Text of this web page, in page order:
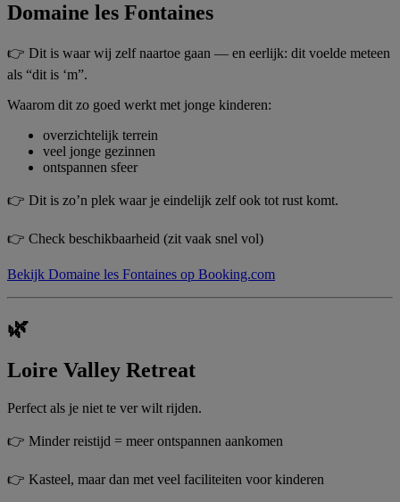
Domaine les Fontaines
👉 Dit is waar wij zelf naartoe gaan — en eerlijk: dit voelde meteen
als “dit is ‘m”.
Waarom dit zo goed werkt met jonge kinderen:
overzichtelijk terrein
veel jonge gezinnen
ontspannen sfeer
👉 Dit is zo’n plek waar je eindelijk zelf ook tot rust komt.
👉 Check beschikbaarheid (zit vaak snel vol)
Bekijk Domaine les Fontaines op Booking.com
🌿
Loire Valley Retreat
Perfect als je niet te ver wilt rijden.
👉 Minder reistijd = meer ontspannen aankomen
👉 Kasteel, maar dan met veel faciliteiten voor kinderen